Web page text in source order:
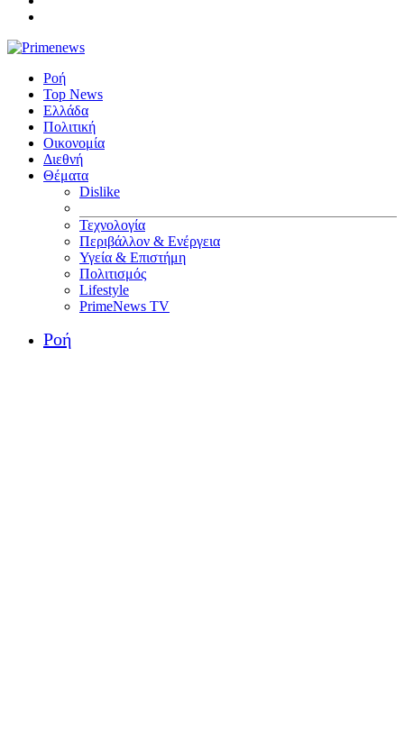
Ροή
Top News
Ελλάδα
Πολιτική
Οικονομία
Διεθνή
Θέματα
Dislike
Τεχνολογία
Περιβάλλον & Ενέργεια
Υγεία & Επιστήμη
Πολιτισμός
Lifestyle
PrimeNews TV
Ροή